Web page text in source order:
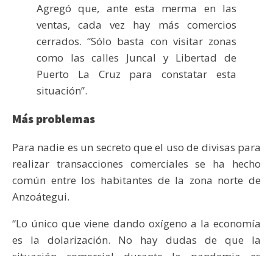
Agregó que, ante esta merma en las
ventas, cada vez hay más comercios
cerrados. “Sólo basta con visitar zonas
como las calles Juncal y Libertad de
Puerto La Cruz para constatar esta
situación”.
Más problemas
Para nadie es un secreto que el uso de divisas para
realizar transacciones comerciales se ha hecho
común entre los habitantes de la zona norte de
Anzoátegui.
“Lo único que viene dando oxígeno a la economía
es la dolarización. No hay dudas de que la